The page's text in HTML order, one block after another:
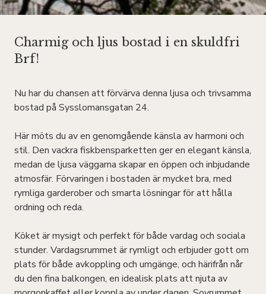
Charmig och ljus bostad i en skuldfri
Brf!
Nu har du chansen att förvärva denna ljusa och trivsamma
bostad på Sysslomansgatan 24.
Här möts du av en genomgående känsla av harmoni och
stil. Den vackra fiskbensparketten ger en elegant känsla,
medan de ljusa väggarna skapar en öppen och inbjudande
atmosfär. Förvaringen i bostaden är mycket bra, med
rymliga garderober och smarta lösningar för att hålla
ordning och reda.
Köket är mysigt och perfekt för både vardag och sociala
stunder. Vardagsrummet är rymligt och erbjuder gott om
plats för både avkoppling och umgänge, och härifrån når
du den fina balkongen, en idealisk plats att njuta av